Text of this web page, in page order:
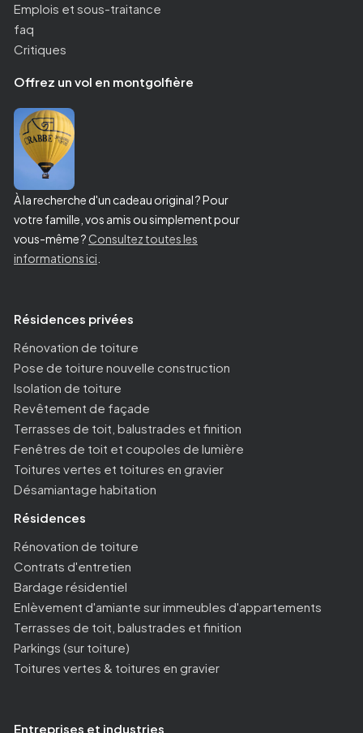
Emplois et sous-traitance
faq
Critiques
Offrez un vol en montgolfière
À la recherche d'un cadeau original ? Pour
votre famille, vos amis ou simplement pour
vous-même ? Consultez toutes les
informations ici
Résidences privées
Rénovation de toiture
Pose de toiture nouvelle construction
Isolation de toiture
Revêtement de façade
Terrasses de toit, balustrades et finition
Fenêtres de toit et coupoles de lumière
Toitures vertes et toitures en gravier
Désamiantage habitation
Résidences
Rénovation de toiture
Contrats d'entretien
Bardage résidentiel
Enlèvement d'amiante sur immeubles d'appartements
Terrasses de toit, balustrades et finition
Parkings (sur toiture)
Toitures vertes & toitures en gravier
Entreprises et industries